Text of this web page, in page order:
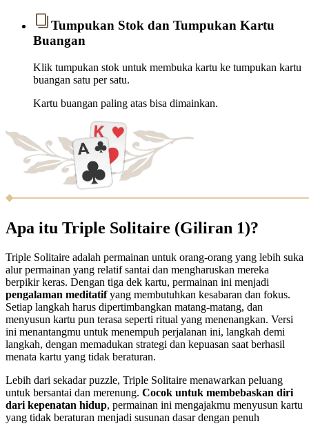
Tumpukan Stok dan Tumpukan Kartu
Buangan
Klik tumpukan stok untuk membuka kartu ke tumpukan kartu
buangan satu per satu.
Kartu buangan paling atas bisa dimainkan.
Apa itu Triple Solitaire (Giliran 1)?
Triple Solitaire adalah permainan untuk orang-orang yang lebih suka
alur permainan yang relatif santai dan mengharuskan mereka
berpikir keras. Dengan tiga dek kartu, permainan ini menjadi
pengalaman meditatifyang membutuhkan kesabaran dan fokus.
Setiap langkah harus dipertimbangkan matang-matang, dan
menyusun kartu pun terasa seperti ritual yang menenangkan. Versi
ini menantangmu untuk menempuh perjalanan ini, langkah demi
langkah, dengan memadukan strategi dan kepuasan saat berhasil
menata kartu yang tidak beraturan.
Lebih dari sekadar puzzle, Triple Solitaire menawarkan peluang
untuk bersantai dan merenung. Cocok untuk membebaskan diri
dari kepenatan hidup, permainan ini mengajakmu menyusun kartu
yang tidak beraturan menjadi susunan dasar dengan penuh